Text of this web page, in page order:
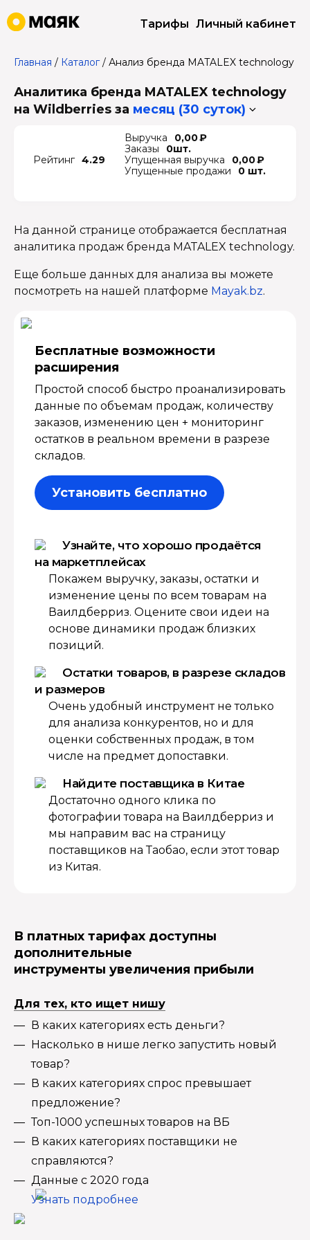
Тарифы Личный кабинет
Главная / Каталог/ Анализ бренда MATALEX technology
Аналитика бренда MATALEX technology
на Wildberries за месяц (30 суток)
Рейтинг 4.29
Выручка
0,00 ₽
Заказы
0шт.
Упущенная выручка
0,00 ₽
Упущенные продажи
0 шт.
На данной странице отображается бесплатная
аналитика продаж бренда MATALEX technology.
Еще больше данных для анализа вы можете
посмотреть на нашей платформе Mayak.bz.
Бесплатные возмож­ности
расширения
Простой способ быстро проанализировать
данные по объемам продаж, количеству
заказов, изменению цен + мониторинг
остатков в реальном времени в разрезе
складов.
Установить бесплатно
Узнайте, что хорошо продаётся
на маркетплейсах
Покажем выручку, заказы, остатки и
изменение цены по всем товарам на
Ваилдберриз. Оцените свои идеи на
основе динамики продаж близких
позиций.
Остатки товаров, в разрезе складов
и размеров
Очень удобный инструмент не только
для анализа конкурентов, но и для
оценки собственных продаж, в том
числе на предмет допоставки.
Найдите поставщика в Китае
Достаточно одного клика по
фотографии товара на Ваилдберриз и
мы направим вас на страницу
поставщиков на Таобао, если этот товар
из Китая.
В платных тарифах доступны
дополнительные
инструменты увеличения прибыли
Для тех, кто ищет нишу
В каких категориях есть деньги?
Насколько в нише легко запустить новый
товар?
В каких категориях спрос превышает
предложение?
Топ-1000 успешных товаров на ВБ
В каких категориях поставщики не
справляются?
Данные с 2020 года
Узнать подробнее